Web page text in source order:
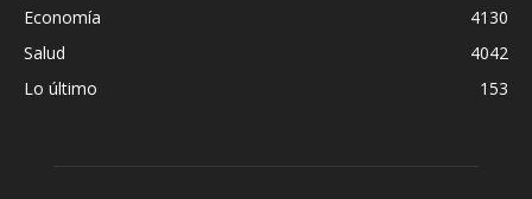
Economía
4130
Salud
4042
Lo último
153